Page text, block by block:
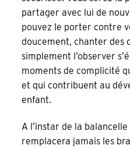
partager avec lui de
pouvez le porter contre
doucement, chanter des
simplement l’observer
moments de complicité
et qui contribuent au
enfant.
A l’instar de la
remplacera jamais les